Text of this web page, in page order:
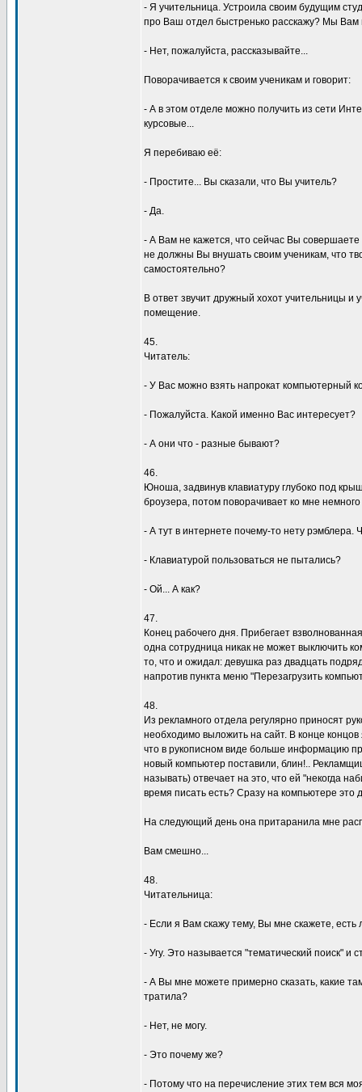
- Я учительница. Устроила своим будущим
про Ваш отдел быстренько расскажу? Мы
- Нет, пожалуйста, рассказывайте...
Поворачивается к своим ученикам и говорит:
- А в этом отделе можно получить из сети
курсовые...
Я перебиваю её:
- Простите... Вы сказали, что Вы учитель?
- Да.
- А Вам не кажется, что сейчас Вы
не должны Вы внушать своим ученикам, что
самостоятельно?
В ответ звучит дружный хохот учительницы и
помещение.
45.
Читатель:
- У Вас можно взять напрокат компьютерный
- Пожалуйста. Какой именно Вас интересует?
- А они что - разные бывают?
46.
Юноша, задвинув клавиатуру глубоко под
броузера, потом поворачивает ко мне
- А тут в интернете почему-то нету рэмблера.
- Клавиатурой пользоваться не пытались?
- Ой... А как?
47.
Конец рабочего дня. Прибегает
одна сотрудница никак не может выключить
то, что и ожидал: девушка раз двадцать
напротив пункта меню "Перезагрузить
48.
Из рекламного отдела регулярно приносят
необходимо выложить на сайт. В конце
что в рукописном виде больше информацию
новый компьютер поставили, блин!..
называть) отвечает на это, что ей "некогда
время писать есть? Сразу на компьютере
На следующий день она притаранила мне
Вам смешно...
48.
Читательница:
- Если я Вам скажу тему, Вы мне скажете, есть
- Угу. Это называется "тематический поиск" и
- А Вы мне можете примерно сказать, какие
тратила?
- Нет, не могу.
- Это почему же?
- Потому что на перечисление этих тем вся